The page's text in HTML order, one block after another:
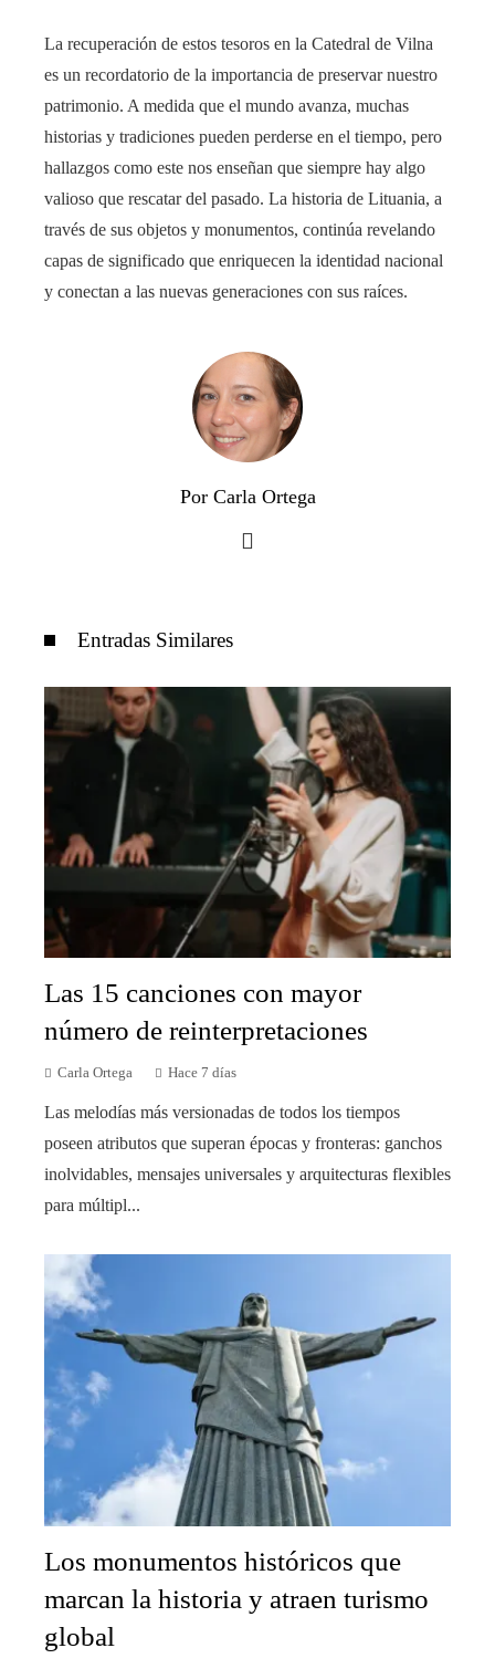
La recuperación de estos tesoros en la Catedral de Vilna
es un recordatorio de la importancia de preservar nuestro
patrimonio. A medida que el mundo avanza, muchas
historias y tradiciones pueden perderse en el tiempo, pero
hallazgos como este nos enseñan que siempre hay algo
valioso que rescatar del pasado. La historia de Lituania, a
través de sus objetos y monumentos, continúa revelando
capas de significado que enriquecen la identidad nacional
y conectan a las nuevas generaciones con sus raíces.
Por Carla Ortega
Entradas Similares
Las 15 canciones con mayor
número de reinterpretaciones
Carla Ortega Hace 7 días
Las melodías más versionadas de todos los tiempos
poseen atributos que superan épocas y fronteras: ganchos
inolvidables, mensajes universales y arquitecturas flexibles
para múltipl...
Los monumentos históricos que
marcan la historia y atraen turismo
global